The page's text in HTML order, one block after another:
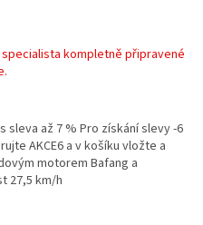
kompletně připravené
sleva až 7 % Pro získání slevy -6
AKCE6 a v košíku vložte a
motorem Bafang a
27,5 km/h